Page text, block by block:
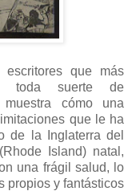
que más
toda suerte de
cómo una
que le ha
de la Inglaterra del
Island) natal,
una frágil salud, lo
propios y fantásticos